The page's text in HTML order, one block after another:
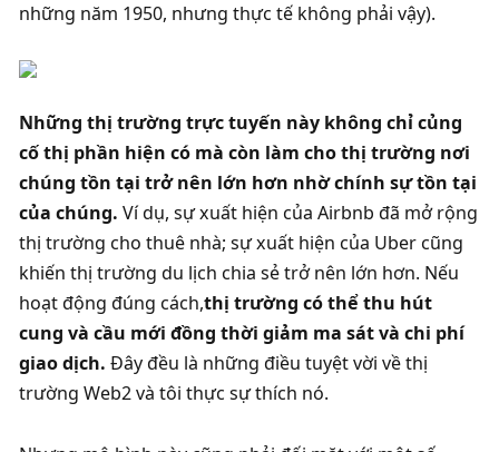
những năm 1950, nhưng thực tế không phải vậy).
Những thị trường trực tuyến này không chỉ củng
cố thị phần hiện có mà còn làm cho thị trường nơi
chúng tồn tại trở nên lớn hơn nhờ chính sự tồn tại
của chúng. Ví dụ, sự xuất hiện của Airbnb đã mở rộng
thị trường cho thuê nhà; sự xuất hiện của Uber cũng
khiến thị trường du lịch chia sẻ trở nên lớn hơn. Nếu
hoạt động đúng cách,thị trường có thể thu hút
cung và cầu mới đồng thời giảm ma sát và chi phí
giao dịch. Đây đều là những điều tuyệt vời về thị
trường Web2 và tôi thực sự thích nó.